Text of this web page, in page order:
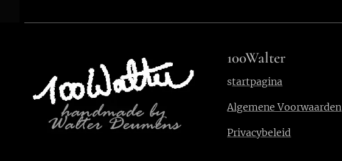
100Walter
startpagina
Algemene Voorwaarden
Privacybeleid